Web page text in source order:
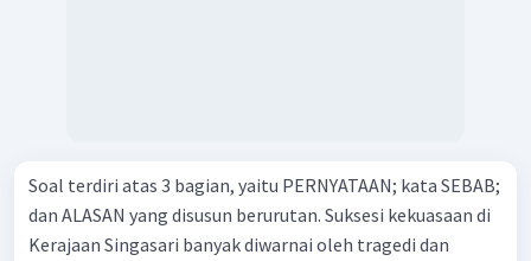
Soal terdiri atas 3 bagian, yaitu PERNYATAAN; kata SEBAB;
dan ALASAN yang disusun berurutan. Suksesi kekuasaan di
Kerajaan Singasari banyak diwarnai oleh tragedi dan